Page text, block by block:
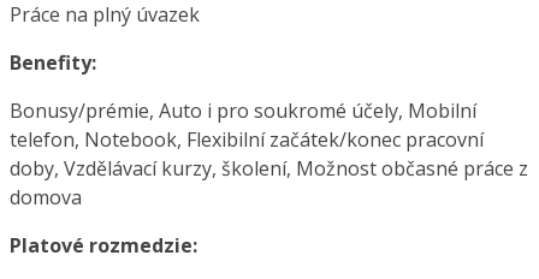
Práce na plný úvazek
Benefity:
Bonusy/prémie, Auto i pro soukromé účely, Mobilní
telefon, Notebook, Flexibilní začátek/konec pracovní
doby, Vzdělávací kurzy, školení, Možnost občasné práce z
domova
Platové rozmedzie: